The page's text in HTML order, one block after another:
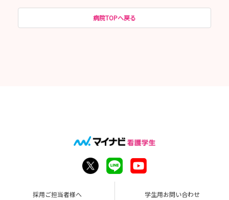
病院TOPへ戻る
採用ご担当者様へ 学生用お問い合わせ